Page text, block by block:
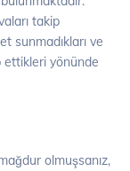
takip
sunmadıkları ve
ettikleri yönünde
olmuşsanız,